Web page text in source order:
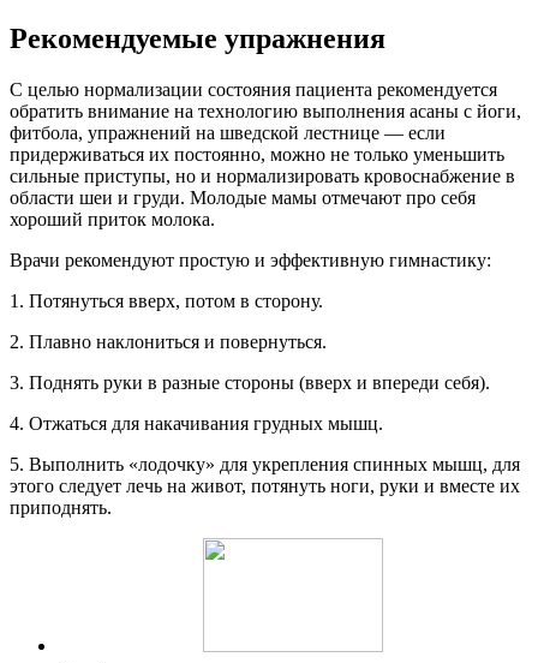
Рекомендуемые упражнения
С целью нормализации состояния пациента рекомендуется
обратить внимание на технологию выполнения асаны с йоги,
фитбола, упражнений на шведской лестнице — если
придерживаться их постоянно, можно не только уменьшить
сильные приступы, но и нормализировать кровоснабжение в
области шеи и груди. Молодые мамы отмечают про себя
хороший приток молока.
Врачи рекомендуют простую и эффективную гимнастику:
1. Потянуться вверх, потом в сторону.
2. Плавно наклониться и повернуться.
3. Поднять руки в разные стороны (вверх и впереди себя).
4. Отжаться для накачивания грудных мышц.
5. Выполнить «лодочку» для укрепления спинных мышц, для
этого следует лечь на живот, потянуть ноги, руки и вместе их
приподнять.